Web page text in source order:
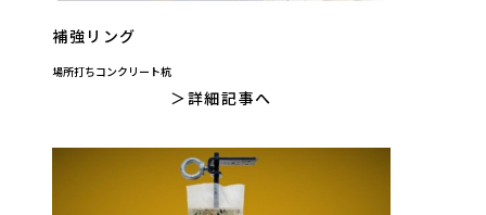
補強リング
場所打ちコンクリート杭
詳細記事へ